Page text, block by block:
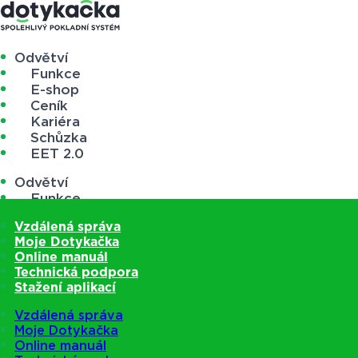
Odvětví
Funkce
E-shop
Ceník
Kariéra
Schůzka
EET 2.0
Odvětví
Funkce
Ceník
Kariéra
Schůzka
EET 2.0
Vzdálená správa
Moje Dotykačka
Online manuál
Technická podpora
Stažení aplikací
Vzdálená správa
Moje Dotykačka
Online manuál